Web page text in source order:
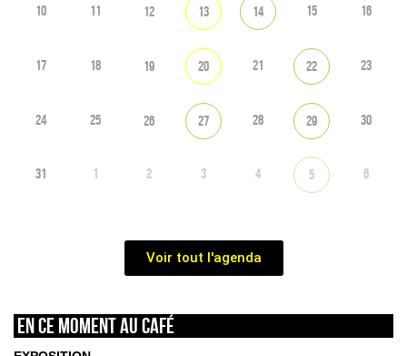
10 11 12 13 14 15 16
17 18 19 20 21 22 23
24 25 26 27 28 29 30
31 1 2 3 4 5 6
Voir tout l'agenda
En ce moment au café